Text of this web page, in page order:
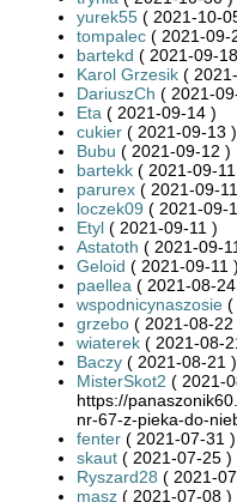
yurek55 ( 2021-10-
tompalec ( 2021-09-
bartekd ( 2021-09-
Karol Grzesik (
DariuszCh ( 2021-
Eta ( 2021-09-14 )
cukier ( 2021-09-13 )
Bubu ( 2021-09-12 )
bartekk ( 2021-09-
parurex ( 2021-09-
loczek09 ( 2021-09-
Etyl ( 2021-09-11 )
Astatoth ( 2021-09-
Geloid ( 2021-09-11 )
paellea ( 2021-08-
wspodnicynaszosie (
grzebo ( 2021-08-22
wiaterek ( 2021-08-
Baczy ( 2021-08-21 )
MisterSkot2 ( 2021-
https://
nr-67-z-pieka-do-
fenter ( 2021-07-31 )
skaut ( 2021-07-25 )
Ryszard28 ( 2021-
masz ( 2021-07-08 )